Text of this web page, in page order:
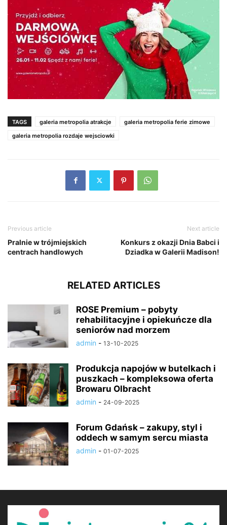
TAGS galeria metropolia atrakcje
galeria metropolia ferie zimowe
galeria metropolia rozdaje wejsciowki
Previous article
Pralnie w trójmiejskich
centrach handlowych
Next article
Konkurs z okazji Dnia Babci i
Dziadka w Galerii Madison!
RELATED ARTICLES
ROSE Premium – pobyty
rehabilitacyjne i opiekuńcze dla
seniorów nad morzem
admin - 13-10-2025
Produkcja napojów w butelkach i
puszkach – kompleksowa oferta
Browaru Olbracht
admin - 24-09-2025
Forum Gdańsk – zakupy, styl i
oddech w samym sercu miasta
admin - 01-07-2025